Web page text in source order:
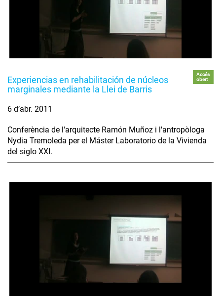
Experiencias en rehabilitación de núcleos
marginales mediante la Llei de Barris
Accés
obert
6 d’abr. 2011
Conferència de l'arquitecte Ramón Muñoz i l'antropòloga
Nydia Tremoleda per el Máster Laboratorio de la Vivienda
del siglo XXI.